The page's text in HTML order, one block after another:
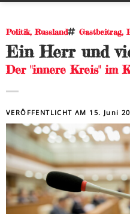
Politik, Russland Gastbeitrag,
Ein Herr und
Der "innere Kreis" im
VERÖFFENTLICHT AM 15. Juni